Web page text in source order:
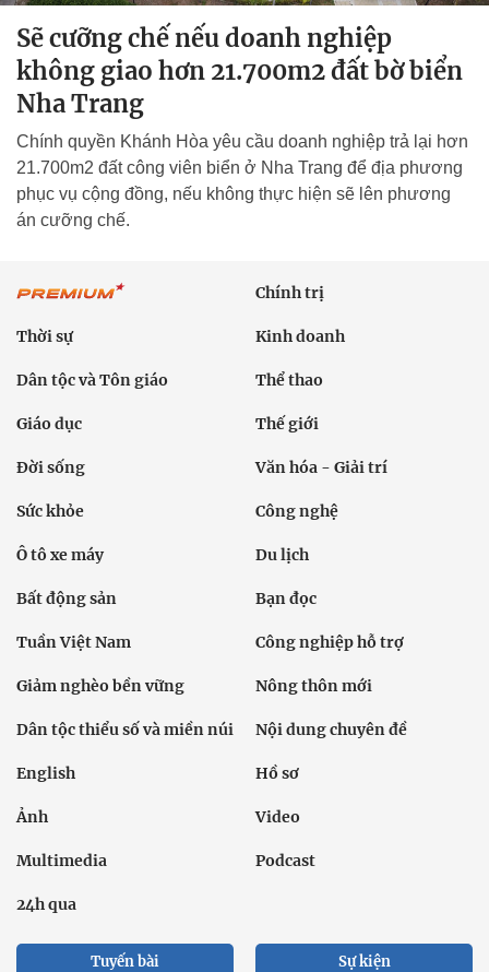
Sẽ cưỡng chế nếu doanh nghiệp
không giao hơn 21.700m2 đất bờ biển
Nha Trang
Chính quyền Khánh Hòa yêu cầu doanh nghiệp trả lại hơn
21.700m2 đất công viên biển ở Nha Trang để địa phương
phục vụ cộng đồng, nếu không thực hiện sẽ lên phương
án cưỡng chế.
Chính trị
Thời sự Kinh doanh
Dân tộc và Tôn giáo Thể thao
Giáo dục Thế giới
Đời sống Văn hóa - Giải trí
Sức khỏe Công nghệ
Ô tô xe máy Du lịch
Bất động sản Bạn đọc
Tuần Việt Nam Công nghiệp hỗ trợ
Giảm nghèo bền vững Nông thôn mới
Dân tộc thiểu số và miền núi Nội dung chuyên đề
English Hồ sơ
Ảnh Video
Multimedia Podcast
24h qua
Tuyến bài Sự kiện